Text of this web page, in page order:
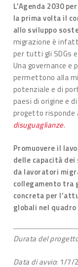
L’Agenda 2030
la prima volta il
allo sviluppo
migrazione è
per tutti gli SDGs
Una governance
permettono alla
potenziale e di
paesi di origine e
progetto risponde
disuguaglianze.
Promuovere il
delle capacità
da lavoratori
collegamento tra
concreta per
globali nel quadro
Durata del
Data di avvio: 1/7/